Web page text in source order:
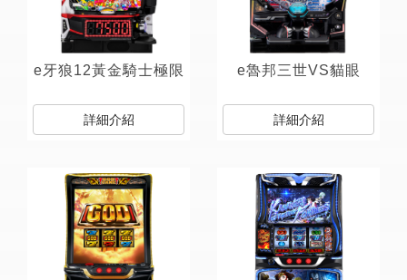
e牙狼12黃金騎士極限
詳細介紹
e魯邦三世VS貓眼
詳細介紹